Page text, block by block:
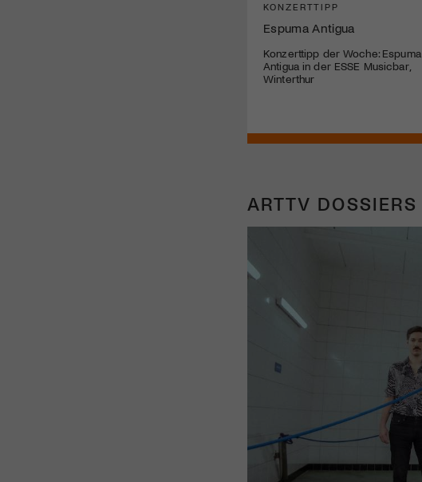
KONZERTTIPP
Espuma Antigua
Konzerttipp der Woche: Espuma
Antigua in der ESSE Musicbar,
Winterthur
ARTTV DOSSIERS